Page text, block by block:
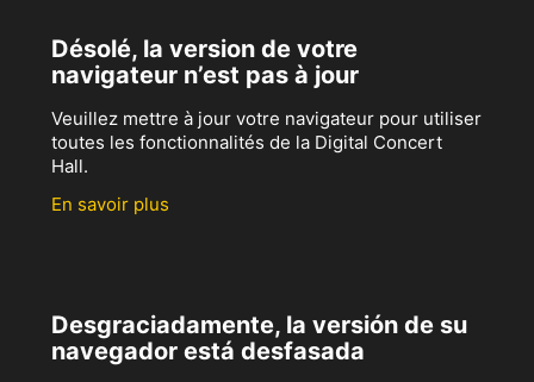
Désolé, la version de votre
navigateur n’est pas à jour
Veuillez mettre à jour votre navigateur pour utiliser
toutes les fonctionnalités de la Digital Concert
Hall.
En savoir plus
Desgraciadamente, la versión de su
navegador está desfasada